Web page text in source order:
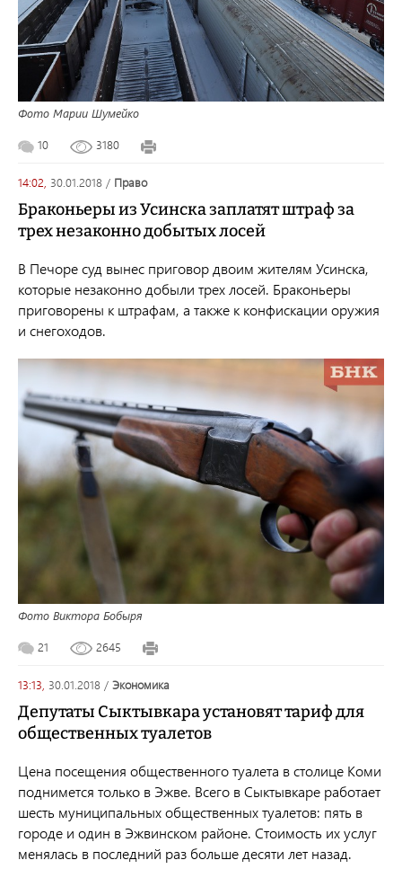
Фото Марии Шумейко
10 3180
14:02, 30.01.2018 / право
Браконьеры из Усинска заплатят штраф за
трех незаконно добытых лосей
В Печоре суд вынес приговор двоим жителям Усинска,
которые незаконно добыли трех лосей. Браконьеры
приговорены к штрафам, а также к конфискации оружия
и снегоходов.
Фото Виктора Бобыря
21 2645
13:13, 30.01.2018 / экономика
Депутаты Сыктывкара установят тариф для
общественных туалетов
Цена посещения общественного туалета в столице Коми
поднимется только в Эжве. Всего в Сыктывкаре работает
шесть муниципальных общественных туалетов: пять в
городе и один в Эжвинском районе. Стоимость их услуг
менялась в последний раз больше десяти лет назад.